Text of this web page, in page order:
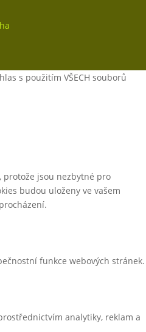
s použitím VŠECH souborů
protože jsou nezbytné pro
budou uloženy ve vašem
funkce webových stránek.
analytiky, reklam a